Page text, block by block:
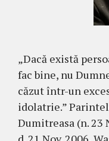
„Dacă există
fac bine, nu
căzut într-un
idolatrie.”
Dumitreasa (n. 23